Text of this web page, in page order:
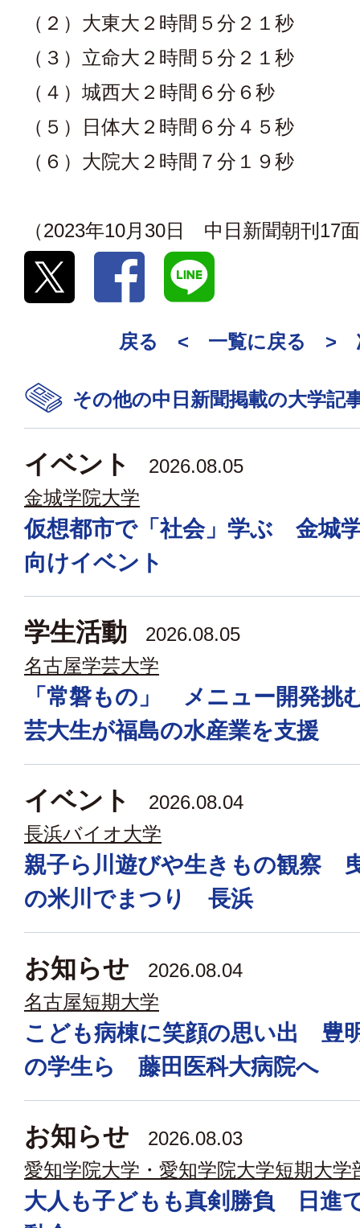
（２）大東大２時間５分２１秒
（３）立命大２時間５分２１秒
（４）城西大２時間６分６秒
（５）日体大２時間６分４５秒
（６）大院大２時間７分１９秒
（2023年10月30日 中日新聞朝刊17
戻る < 一覧に戻る >
その他の中日新聞掲載の大学記
イベント
2026.08.05
金城学院大学
仮想都市で「社会」学ぶ 金城
向けイベント
学生活動
2026.08.05
名古屋学芸大学
「常磐もの」 メニュー開発
芸大生が福島の水産業を支援
イベント
2026.08.04
長浜バイオ大学
親子ら川遊びや生きもの観察
の米川でまつり 長浜
お知らせ
2026.08.04
名古屋短期大学
こども病棟に笑顔の思い出 豊
の学生ら 藤田医科大病院へ
お知らせ
2026.08.03
愛知学院大学・愛知学院大学短期大学
大人も子どもも真剣勝負 日進